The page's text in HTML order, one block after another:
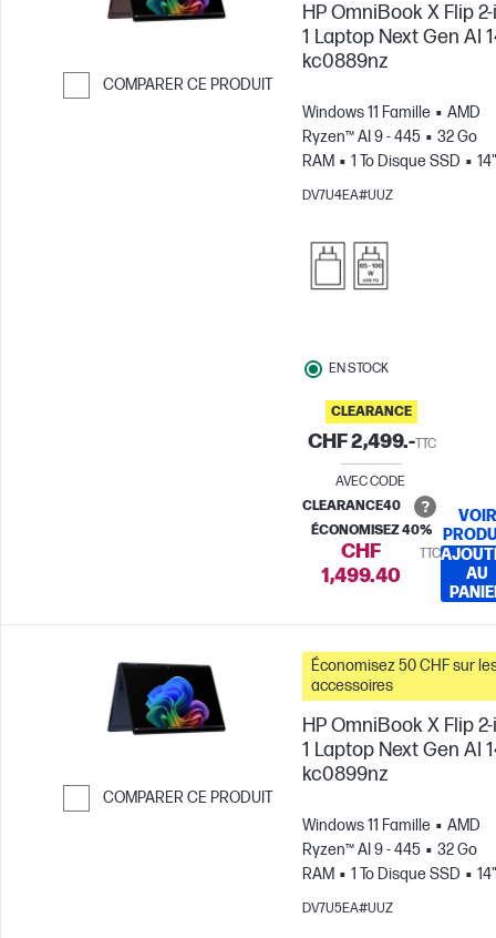
COMPARER CE PRODUIT
HP OmniBook X Flip
1 Laptop Next Gen AI
kc0889nz
Windows 11 Famille
AMD
Ryzen™ AI 9 - 445
32 Go
RAM
1 To Disque SSD
14"
3K Écran tactile, 120Hz,
880M
DV7U4EA#UUZ
EN STOCK
CLEARANCE
CHF 2,499.-TTC
AVEC CODE
CLEARANCE40
ÉCONOMISEZ 40%
CHF
1,499.40
TTC
VOIR
AU
COMPARER CE PRODUIT
Économisez 50 CHF sur
accessoires
HP OmniBook X Flip
1 Laptop Next Gen AI
kc0899nz
Windows 11 Famille
AMD
Ryzen™ AI 9 - 445
32 Go
RAM
1 To Disque SSD
14"
3K Écran tactile, 120Hz,
DV7U5EA#UUZ